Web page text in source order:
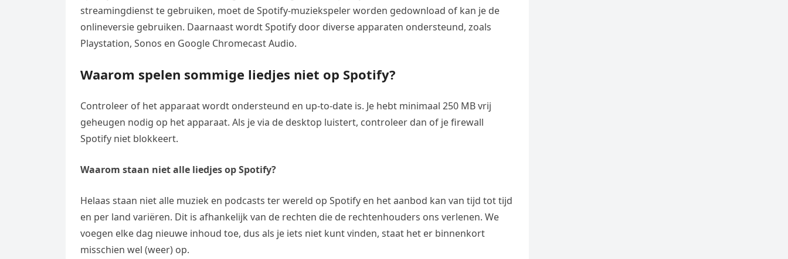
streamingdienst te gebruiken, moet de Spotify-muziekspeler worden gedownload of kan je de
onlineversie gebruiken. Daarnaast wordt Spotify door diverse apparaten ondersteund, zoals
Playstation, Sonos en Google Chromecast Audio.
Waarom spelen sommige liedjes niet op Spotify?
Controleer of het apparaat wordt ondersteund en up-to-date is. Je hebt minimaal 250 MB vrij
geheugen nodig op het apparaat. Als je via de desktop luistert, controleer dan of je firewall
Spotify niet blokkeert.
Waarom staan niet alle liedjes op Spotify?
Helaas staan niet alle muziek en podcasts ter wereld op Spotify en het aanbod kan van tijd tot tijd
en per land variëren. Dit is afhankelijk van de rechten die de rechtenhouders ons verlenen. We
voegen elke dag nieuwe inhoud toe, dus als je iets niet kunt vinden, staat het er binnenkort
misschien wel (weer) op.